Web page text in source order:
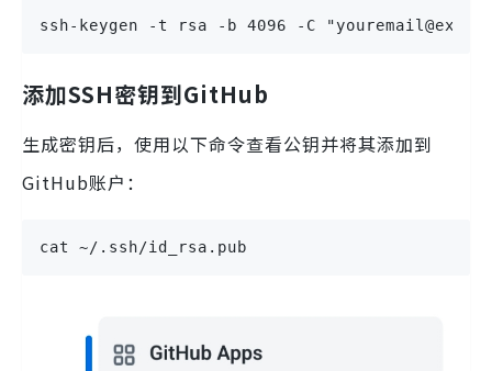
ssh-keygen -t rsa -b 4096 -C
添加SSH密钥到GitHub
生成密钥后，使用以下命令查看公钥并将其添加到
GitHub账户：
cat ~/.ssh/id_rsa.pub